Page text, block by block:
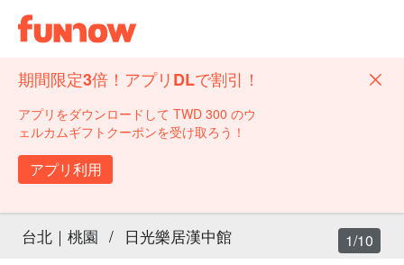
期間限定3倍！アプリDLで割引！
アプリをダウンロードして TWD 300 のウ
ェルカムギフトクーポンを受け取ろう！
アプリ利用
台北｜桃園 / 日光樂居漢中館 1/10